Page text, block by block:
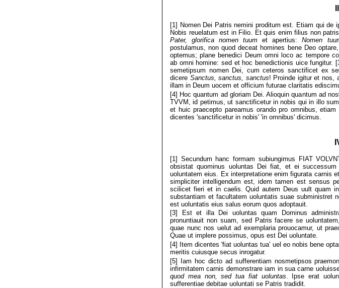
[1] Nomen Dei Patris nemini proditum est. Etiam qui de
Nobis reuelatum est in Filio. Et quis enim filius non
Pater, glorifica nomen tuum et apertius:Nomen
postulamus, non quod deceat homines bene Deo
optemus; plane benedici Deum omni loco ac tempore
ab omni homine: sed et hoc benedictionis uice fungitur.
semetipsum nomen Dei, cum ceteros sanctificet ex
dicere Sanctus, sanctus, sanctus! Proinde igitur et nos,
illam in Deum uocem et officium futurae claritatis
[4] Hoc quantum ad gloriam Dei. Alioquin quantum ad
TVVM, id petimus, ut sanctificetur in nobis qui in illo
et huic praecepto pareamus orando pro omnibus,
dicentes 'sanctificetur in nobis' 'in omnibus' dicimus.
[1] Secundum hanc formam subiungimus FIAT
obsistat quominus uoluntas Dei fiat, et ei
uoluntatem eius. Ex interpretatione enim figurata carnis
simpliciter intelligendum est, idem tamen est sensus
scilicet fieri et in caelis. Quid autem Deus uult quam
substantiam et facultatem uoluntatis suae
est uoluntatis eius salus eorum quos adoptauit.
[3] Est et illa Dei uoluntas quam Dominus
pronuntiauit non suam, sed Patris facere se
quae nunc nos uelut ad exemplaria prouocamur, ut
Quae ut implere possimus, opus est Dei uoluntate.
[4] Item dicentes 'fiat uoluntas tua' uel eo nobis bene
meritis cuiusque secus inrogatur.
[5] Iam hoc dicto ad sufferentiam nosmetipsos
infirmitatem carnis demonstrare iam in sua carne
quod mea non, sed tua fiat uoluntas . Ipse erat
sufferentiae debitae uoluntati se Patris tradidit.